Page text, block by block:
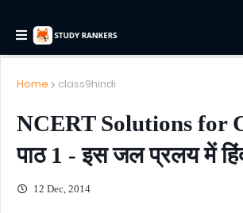
Home class9hindi
NCERT Solutions for
पाठ 1 - इस जल प्रलय में
12 Dec, 2014